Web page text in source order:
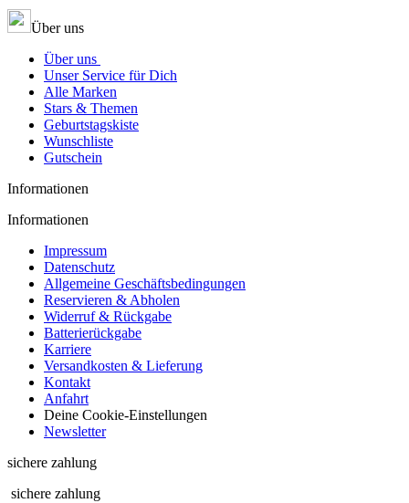
Über uns
Über uns
Unser Service für Dich
Alle Marken
Stars & Themen
Geburtstagskiste
Wunschliste
Gutschein
Informationen
Informationen
Impressum
Datenschutz
Allgemeine Geschäftsbedingungen
Reservieren & Abholen
Widerruf & Rückgabe
Batterierückgabe
Karriere
Versandkosten & Lieferung
Kontakt
Anfahrt
Deine Cookie-Einstellungen
Newsletter
sichere zahlung
sichere zahlung